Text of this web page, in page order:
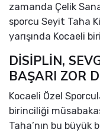
zamanda Çelik
sporcu Seyit Taha
yarışında Kocaeli
DİSİPLİN,
BAŞARI ZOR
Kocaeli Özel
birinciliği
Taha’nın bu büyük